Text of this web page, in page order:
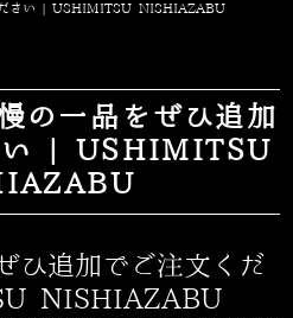
ださい | USHIMITSU NISHIAZABU
の一品をぜひ追加
い | USHIMITSU
ひ追加でご注文くだ
NISHIAZABU